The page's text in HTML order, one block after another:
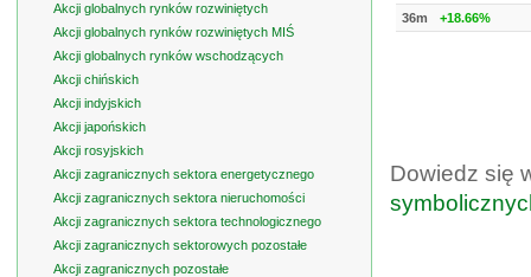
36m
+18.66%
Dowiedz się
Akcji globalnych rynków rozwiniętych
Akcji globalnych rynków rozwiniętych MIŚ
Akcji globalnych rynków wschodzących
Akcji chińskich
Akcji indyjskich
Akcji japońskich
Akcji rosyjskich
Akcji zagranicznych sektora energetycznego
Akcji zagranicznych sektora nieruchomości
Akcji zagranicznych sektora technologicznego
Akcji zagranicznych sektorowych pozostałe
Akcji zagranicznych pozostałe